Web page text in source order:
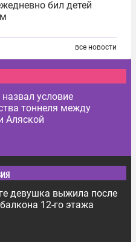
бил детей
все новости
условие
тоннеля между
Аляской
девушка выжила после
12-го этажа